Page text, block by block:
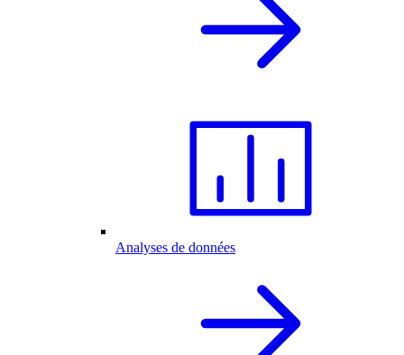
Analyses de données